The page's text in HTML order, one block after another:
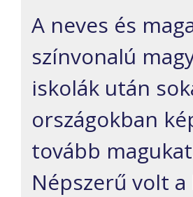
A neves és
színvonalú
iskolák után
országokban
tovább
Népszerű volt a